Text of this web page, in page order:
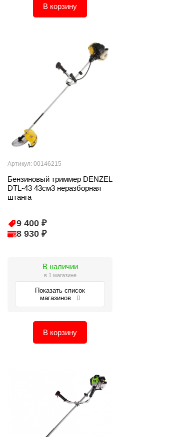
В корзину
Артикул: 00146215
Бензиновый триммер DENZEL
DTL-43 43см3 неразборная
штанга
9 400 ₽
8 930 ₽
В наличии
в 1 магазине
Показать список
магазинов
В корзину